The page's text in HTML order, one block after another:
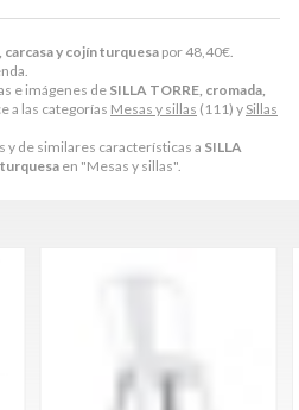
carcasa y cojín turquesa por48,40€
e imágenes de SILLA TORRE, cromada,
a las categorías Mesas y sillas (111) y Sillas
de similares características a SILLA
turquesa en "Mesas y sillas".